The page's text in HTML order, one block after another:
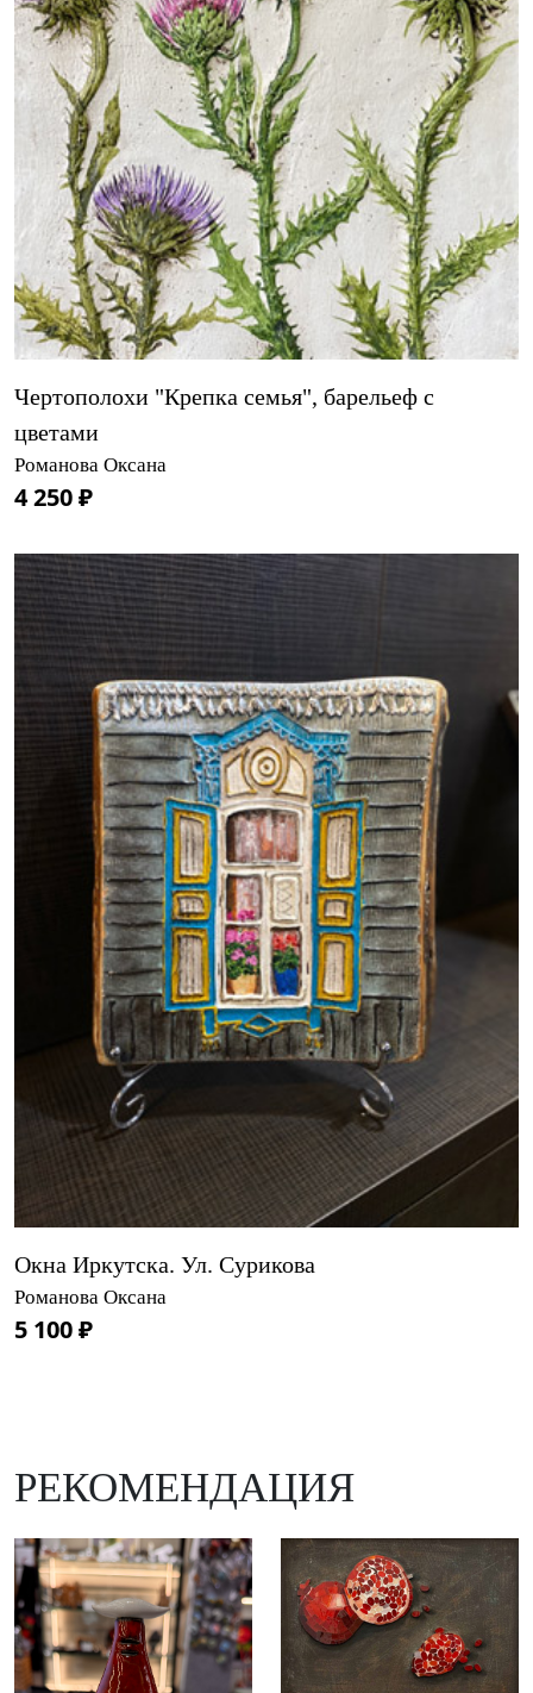
Чертополохи "Крепка семья", барельеф с
цветами
Романова Оксана
4 250 ₽
Окна Иркутска. Ул. Сурикова
Романова Оксана
5 100 ₽
РЕКОМЕНДАЦИЯ